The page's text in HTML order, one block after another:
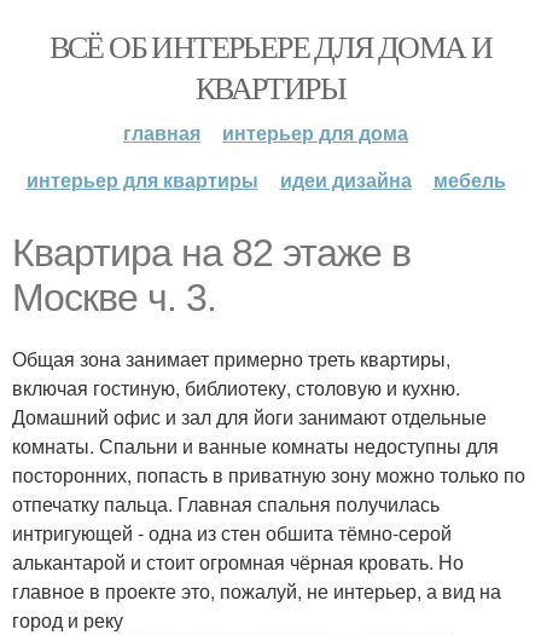
ВСЁ ОБ ИНТЕРЬЕРЕ ДЛЯ ДОМА И
КВАРТИРЫ
главная
интерьер для дома
интерьер для квартиры
идеи дизайна мебель
Квартира на 82 этаже в
Москве ч. 3.
Общая зона занимает примерно треть квартиры,
включая гостиную, библиотеку, столовую и кухню.
Домашний офис и зал для йоги занимают отдельные
комнаты. Спальни и ванные комнаты недоступны для
посторонних, попасть в приватную зону можно только по
отпечатку пальца. Главная спальня получилась
интригующей - одна из стен обшита тёмно-серой
алькантарой и стоит огромная чёрная кровать. Но
главное в проекте это, пожалуй, не интерьер, а вид на
город и реку